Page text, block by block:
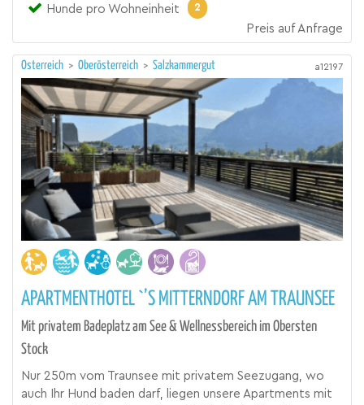
Hunde pro Wohneinheit
2
Preis auf Anfrage
Österreich > Oberösterreich > Salzkammergut a12197
APARTMENTHOTEL `’S MITTERNDORF AM TRAUNSEE
Mit privatem Badeplatz am See & Wellnessbereich im Obersten
Stock
Nur 250m vom Traunsee mit privatem Seezugang, wo
auch Ihr Hund baden darf, liegen unsere Apartments mit